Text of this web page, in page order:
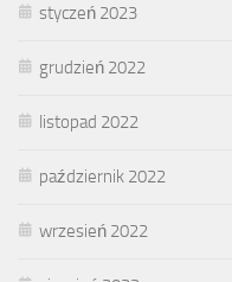
styczeń 2023
grudzień 2022
listopad 2022
październik 2022
wrzesień 2022